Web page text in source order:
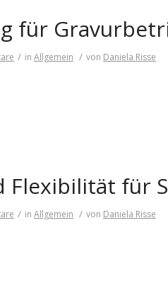
für
/ in Allgemein / von Daniela Risse
für
/ in Allgemein / von Daniela Risse